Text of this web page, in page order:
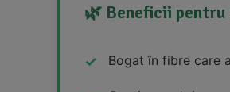
🌿 Beneficii pentru
Bogat în fibre care